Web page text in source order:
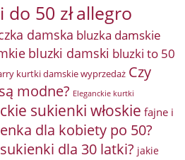
50 złallegro
damska bluzka damskie
bluzki damski bluzki to 50
kurtki damskie wyprzedaż Czy
modne? Eleganckie kurtki
sukienki włoskie fajne i
dla kobiety po 50?
dla 30 latki? jakie